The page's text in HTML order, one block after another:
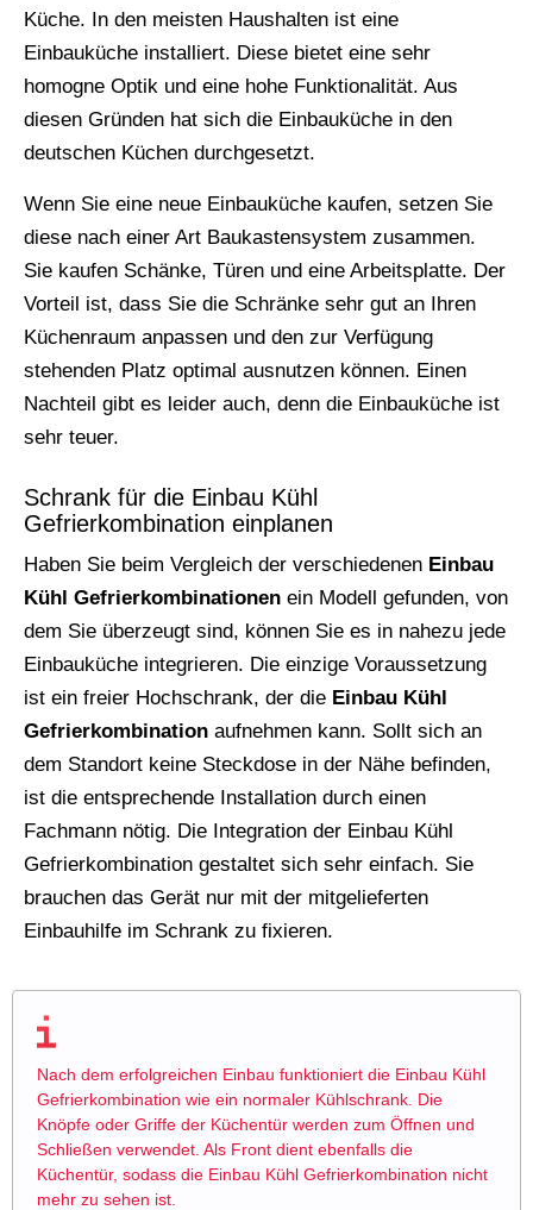
Küche. In den meisten Haushalten ist eine
Einbauküche installiert. Diese bietet eine sehr
homogne Optik und eine hohe Funktionalität. Aus
diesen Gründen hat sich die Einbauküche in den
deutschen Küchen durchgesetzt.
Wenn Sie eine neue Einbauküche kaufen, setzen Sie
diese nach einer Art Baukastensystem zusammen.
Sie kaufen Schänke, Türen und eine Arbeitsplatte. Der
Vorteil ist, dass Sie die Schränke sehr gut an Ihren
Küchenraum anpassen und den zur Verfügung
stehenden Platz optimal ausnutzen können. Einen
Nachteil gibt es leider auch, denn die Einbauküche ist
sehr teuer.
Schrank für die Einbau Kühl
Gefrierkombination einplanen
Haben Sie beim Vergleich der verschiedenen Einbau
Kühl Gefrierkombinationen ein Modell gefunden, von
dem Sie überzeugt sind, können Sie es in nahezu jede
Einbauküche integrieren. Die einzige Voraussetzung
ist ein freier Hochschrank, der die Einbau Kühl
Gefrierkombination aufnehmen kann. Sollt sich an
dem Standort keine Steckdose in der Nähe befinden,
ist die entsprechende Installation durch einen
Fachmann nötig. Die Integration der Einbau Kühl
Gefrierkombination gestaltet sich sehr einfach. Sie
brauchen das Gerät nur mit der mitgelieferten
Einbauhilfe im Schrank zu fixieren.
Nach dem erfolgreichen Einbau funktioniert die Einbau Kühl
Gefrierkombination wie ein normaler Kühlschrank. Die
Knöpfe oder Griffe der Küchentür werden zum Öffnen und
Schließen verwendet. Als Front dient ebenfalls die
Küchentür, sodass die Einbau Kühl Gefrierkombination nicht
mehr zu sehen ist.